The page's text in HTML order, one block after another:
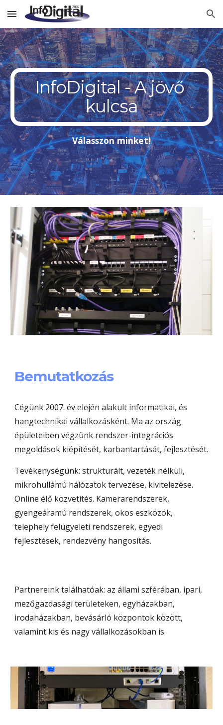
Skip to main content Skip to navigation
InfoDigital - A jövő
kulcsa
Válasszon minket!
Bemutatkozás
Cégünk 2007. év elején alakult informatikai, és
hangtechnikai vállalkozásként. Ma az ország
épületeiben végzünk rendszer-integrációs
megoldások kiépítését, karbantartását, fejlesztését.
Tevékenységünk: strukturált, vezeték nélküli,
mikrohullámú hálózatok tervezése, kivitelezése.
Online élő közvetítés. Kamerarendszerek,
gyengeáramú rendszerek, okos eszközök,
telephely felügyeleti rendszerek, egyedi
fejlesztések, rendezvény hangosítás.
Partnereink találhatóak: az állami szférában, ipari,
mezőgazdasági területeken, egyházakban,
irodaházakban, bevásárló központok között,
valamint kis és nagy vállalkozásokban is.